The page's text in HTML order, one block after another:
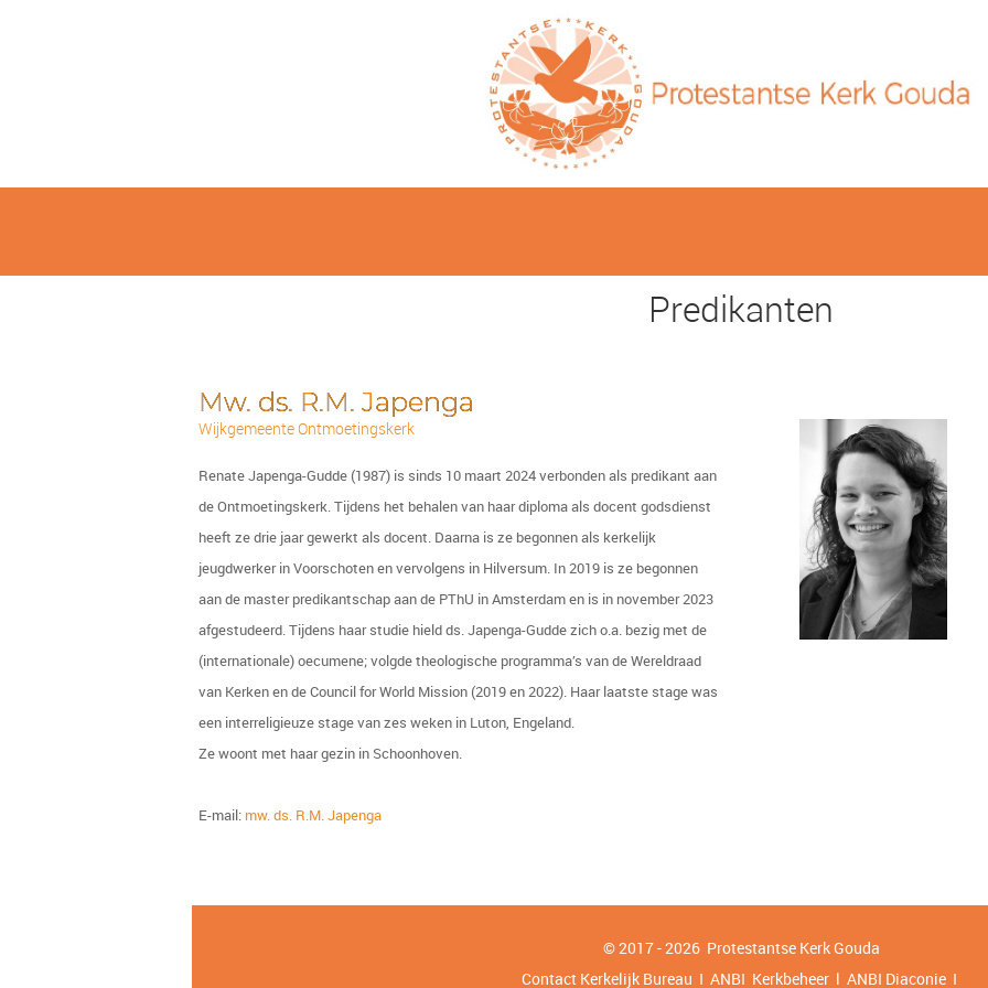
Predikanten
Mw. ds. R.M. Japenga
Wijkgemeente Ontmoetingskerk
Renate Japenga-Gudde (1987) is sinds 10 maart 2024 verbonden als predikant aan
de Ontmoetingskerk. Tijdens het behalen van haar diploma als docent godsdienst
heeft ze drie jaar gewerkt als docent. Daarna is ze begonnen als kerkelijk
jeugdwerker in Voorschoten en vervolgens in Hilversum. In 2019 is ze begonnen
aan de master predikantschap aan de PThU in Amsterdam en is in november 2023
afgestudeerd. Tijdens haar studie hield ds. Japenga-Gudde zich o.a. bezig met de
(internationale) oecumene; volgde theologische programma’s van de Wereldraad
van Kerken en de Council for World Mission (2019 en 2022). Haar laatste stage was
een interreligieuze stage van zes weken in Luton, Engeland.
Ze woont met haar gezin in Schoonhoven.
E-mail: mw. ds. R.M. Japenga
© 2017 - 2026 Protestantse KerkGouda
Contact Kerkelijk Bureau I ANBI Kerkbeheer l ANBI Diaconie I